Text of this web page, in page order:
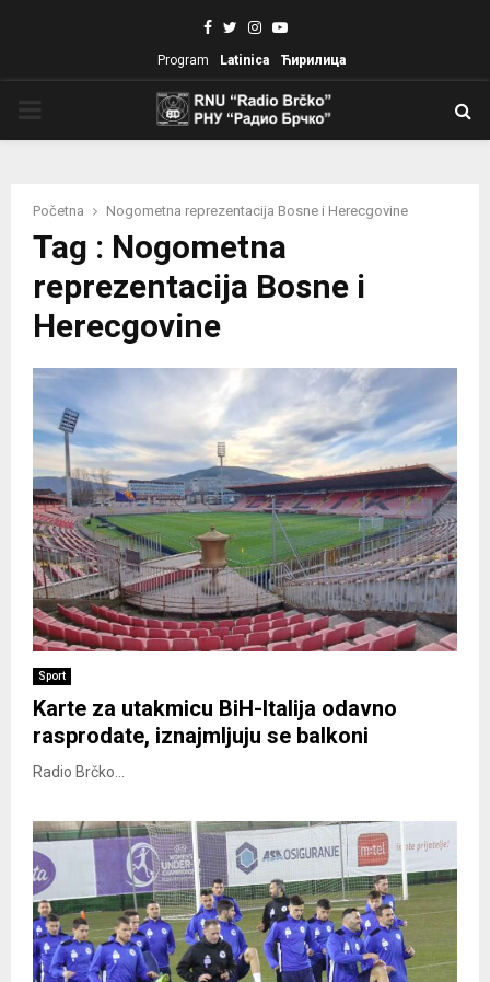
Facebook
TwitterInstagram
Youtube
Program Latinica Ћирилица
Početna Nogometna reprezentacija Bosne i Herecgovine
Tag : Nogometna
reprezentacija Bosne i
Herecgovine
Sport
Karte za utakmicu BiH-Italija odavno
rasprodate, iznajmljuju se balkoni
Radio Brčko...